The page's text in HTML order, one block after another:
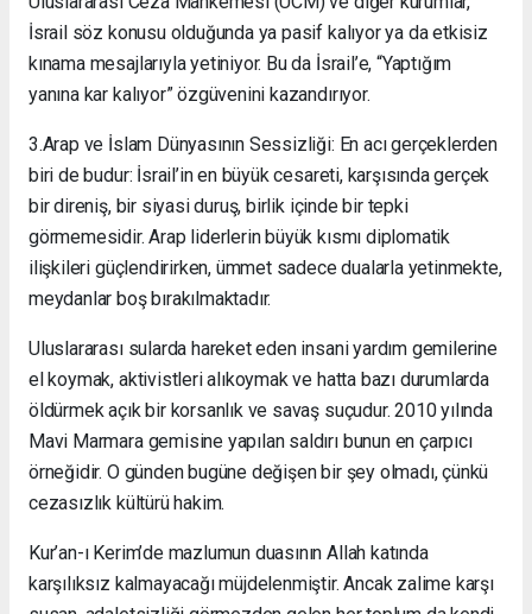
İsrail söz konusu olduğunda ya pasif kalıyor ya da etkisiz
kınama mesajlarıyla yetiniyor. Bu da İsrail’e, “Yaptığım
yanına kar kalıyor” özgüvenini kazandırıyor.
3.Arap ve İslam Dünyasının Sessizliği: En acı gerçeklerden
biri de budur: İsrail’in en büyük cesareti, karşısında gerçek
bir direniş, bir siyasi duruş, birlik içinde bir tepki
görmemesidir. Arap liderlerin büyük kısmı diplomatik
ilişkileri güçlendirirken, ümmet sadece dualarla yetinmekte,
meydanlar boş bırakılmaktadır.
Uluslararası sularda hareket eden insani yardım gemilerine
el koymak, aktivistleri alıkoymak ve hatta bazı durumlarda
öldürmek açık bir korsanlık ve savaş suçudur. 2010 yılında
Mavi Marmara gemisine yapılan saldırı bunun en çarpıcı
örneğidir. O günden bugüne değişen bir şey olmadı, çünkü
cezasızlık kültürü hakim.
Kur’an-ı Kerim’de mazlumun duasının Allah katında
karşılıksız kalmayacağı müjdelenmiştir. Ancak zalime karşı